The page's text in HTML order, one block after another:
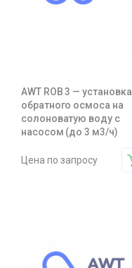
AWT ROB 3 — установка
обратного осмоса на
солоноватую воду с
насосом (до 3 м3/ч)
Цена по запросу